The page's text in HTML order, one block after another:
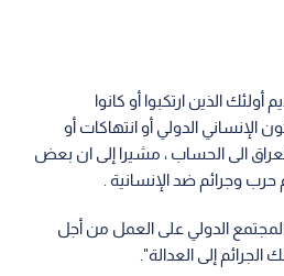
الذين ارتكبوا أو كانوا
الإنساني الدولي أو انتهاكات أو
الى الحساب ، مشيرا إلى ان بعض
وجرائم ضد الإنسانية .
الدولي على العمل من أجل
إلى العدالة".